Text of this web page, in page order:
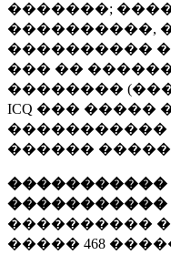
�������;
����������,
����������
��� ��
��������
ICQ ��� �����
�����������
������
�����������
����������
����� 468